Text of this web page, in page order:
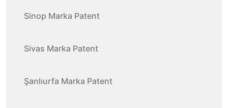
Sinop Marka Patent
Sivas Marka Patent
Şanlıurfa Marka Patent